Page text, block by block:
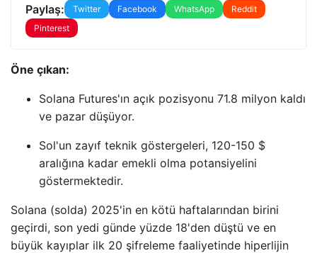
Paylaş: Twitter Facebook WhatsApp
Reddit
Pinterest
Öne çıkan:
Solana Futures'ın açık pozisyonu 71.8 milyon kaldı
ve pazar düşüyor.
Sol'un zayıf teknik göstergeleri, 120-150 $
aralığına kadar emekli olma potansiyelini
göstermektedir.
Solana (solda) 2025'in en kötü haftalarından birini
geçirdi, son yedi günde yüzde 18'den düştü ve en
büyük kayıplar ilk 20 şifreleme faaliyetinde hiperlijin